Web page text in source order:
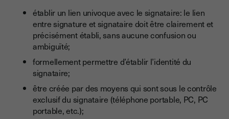
établir un lien univoque avec le signataire: le lien
entre signature et signataire doit être clairement et
précisément établi, sans aucune confusion ou
ambiguïté;
formellement permettre d’établir l’identité du
signataire;
être créée par des moyens qui sont sous le contrôle
exclusif du signataire (téléphone portable, PC, PC
portable, etc.);